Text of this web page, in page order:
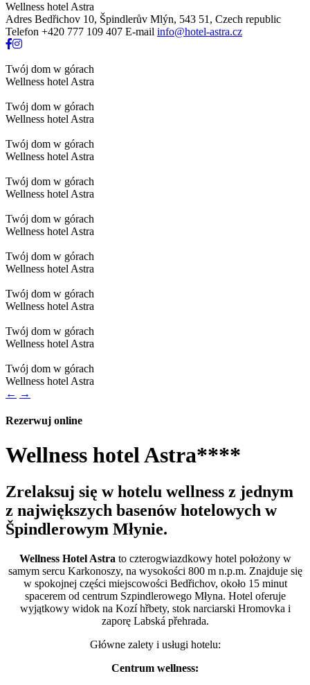
Wellness hotel Astra
Adres Bedřichov 10, Špindlerův Mlýn, 543 51, Czech republic
Telefon +420 777 109 407 E-mail info@hotel-astra.cz
Play
video
Twój dom w górach
Wellness hotel Astra
Play
video
Twój dom w górach
Wellness hotel Astra
Play
video
Twój dom w górach
Wellness hotel Astra
Play
video
Twój dom w górach
Wellness hotel Astra
Play
video
Twój dom w górach
Wellness hotel Astra
Play
video
Twój dom w górach
Wellness hotel Astra
Play
video
Twój dom w górach
Wellness hotel Astra
Play
video
Twój dom w górach
Wellness hotel Astra
Play
video
Twój dom w górach
Wellness hotel Astra
← →
Rezerwuj online
Close
Wellness hotel Astra****
Zrelaksuj się w hotelu wellness z jednym
z największych basenów hotelowych w
Špindlerowym Młynie.
Wellness Hotel Astra to czterogwiazdkowy hotel położony w
samym sercu Karkonoszy, na wysokości 800 m n.p.m. Znajduje się
w spokojnej części miejscowości Bedřichov, około 15 minut
spacerem od centrum Szpindlerowego Młyna. Hotel oferuje
wyjątkowy widok na Kozí hřbety, stok narciarski Hromovka i
zaporę Labská přehrada.
Główne zalety i usługi hotelu:
Centrum wellness: